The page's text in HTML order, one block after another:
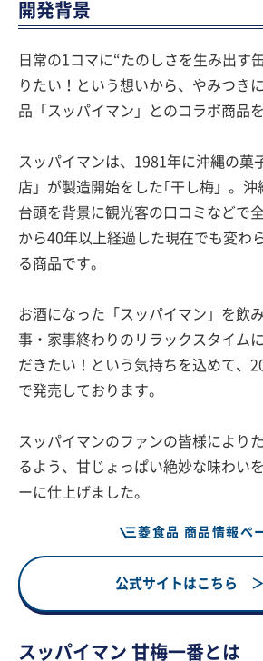
開発背景
日常の1コマに“たのしさを生み出す
りたい！という想いから、やみつき
品「スッパイマン」とのコラボ商品
スッパイマンは、1981年に沖縄の菓
店」が製造開始をした｢干し梅」。沖
台頭を背景に観光客の口コミなどで
から40年以上経過した現在でも変わ
る商品です。
お酒になった「スッパイマン」を飲
事・家事終わりのリラックスタイム
だきたい！という気持ちを込めて、
で発売しております。
スッパイマンのファンの皆様により
るよう、甘じょっぱい絶妙な味わい
ーに仕上げました。
三菱食品 商品情報ペ
公式サイトはこちら ＞
スッパイマン 甘梅一番とは